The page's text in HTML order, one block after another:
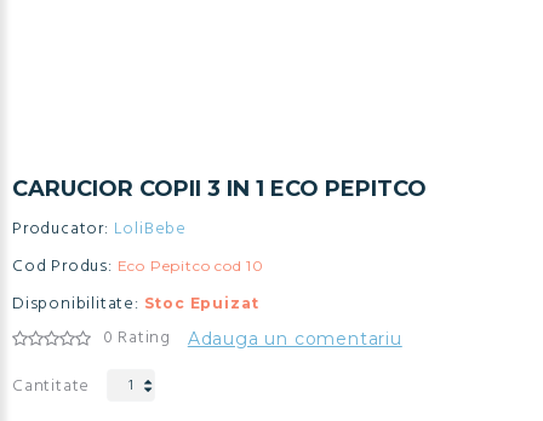
CARUCIOR COPII 3 IN 1 ECO PEPITCO
Producator: LoliBebe
Cod Produs: Eco Pepitco cod 10
Disponibilitate: Stoc Epuizat
0 Rating Adauga un comentariu
Cantitate